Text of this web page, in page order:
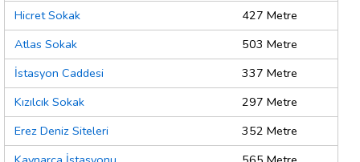
Hicret Sokak
427 Metre
Atlas Sokak
503 Metre
İstasyon Caddesi
337 Metre
Kızılcık Sokak
297 Metre
Erez Deniz Siteleri
352 Metre